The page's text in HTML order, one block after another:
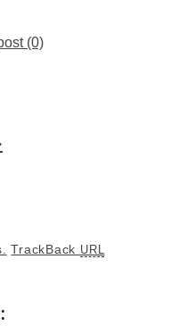
(0)
TrackBack URL